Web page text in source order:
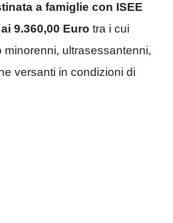
a famiglie con ISEE
9.360,00 Euro tra i cui
minorenni, ultrasessantenni,
versanti in condizioni di